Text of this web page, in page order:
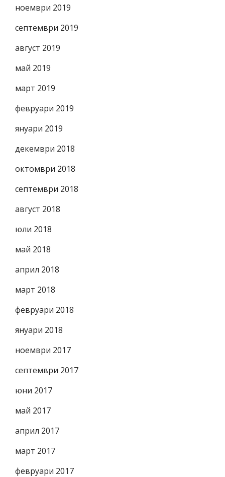
ноември 2019
септември 2019
август 2019
май 2019
март 2019
февруари 2019
януари 2019
декември 2018
октомври 2018
септември 2018
август 2018
юли 2018
май 2018
април 2018
март 2018
февруари 2018
януари 2018
ноември 2017
септември 2017
юни 2017
май 2017
април 2017
март 2017
февруари 2017